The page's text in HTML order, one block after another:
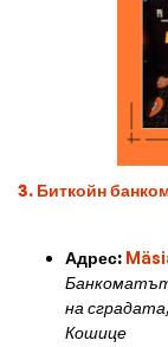
3. Биткойн
Адрес:
на
Кошице